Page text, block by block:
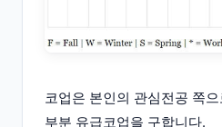
코업은 본인의 관심전공 쪽
부분 유급코업을 구합니다.